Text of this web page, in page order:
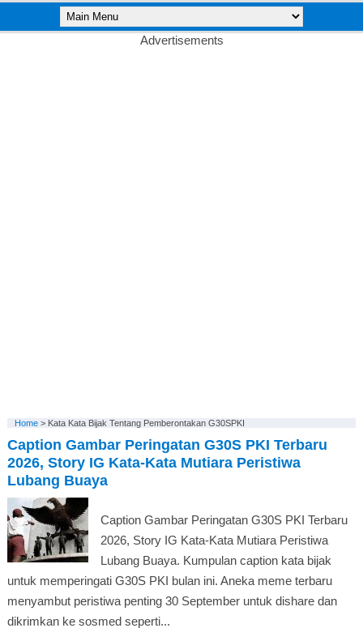
Advertisements
Home> Kata Kata Bijak Tentang Pemberontakan G30SPKI
Caption Gambar Peringatan G30S PKI Terbaru
2026, Story IG Kata-Kata Mutiara Peristiwa
Lubang Buaya
Caption Gambar Peringatan G30S PKI Terbaru
2026, Story IG Kata-Kata Mutiara Peristiwa
Lubang Buaya. Kumpulan caption kata bijak
untuk memperingati G30S PKI bulan ini. Aneka meme terbaru
menyambut peristiwa penting 30 September untuk dishare dan
dikrimkan ke sosmed seperti...